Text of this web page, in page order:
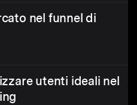
nel funnel di
utenti ideali nel